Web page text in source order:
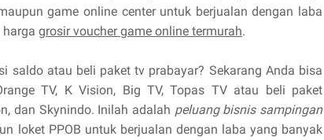
game online center untuk berjualan dengan laba
grosir voucher game online termurah.
saldo atau beli paket tv prabayar? Sekarang Anda bisa
TV, K Vision, Big TV, Topas TV atau beli paket
dan Skynindo. Inilah adalah peluang bisnis sampingan
loket PPOB untuk berjualan dengan laba yang banyak